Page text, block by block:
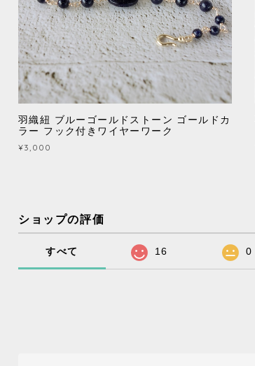
羽織紐 ブルーゴールドストーン ゴールドカ
ラー フック付きワイヤーワーク
¥3,000
ショップの評価
すべて 16 0